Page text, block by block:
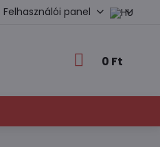
Felhasználói panel
0 Ft